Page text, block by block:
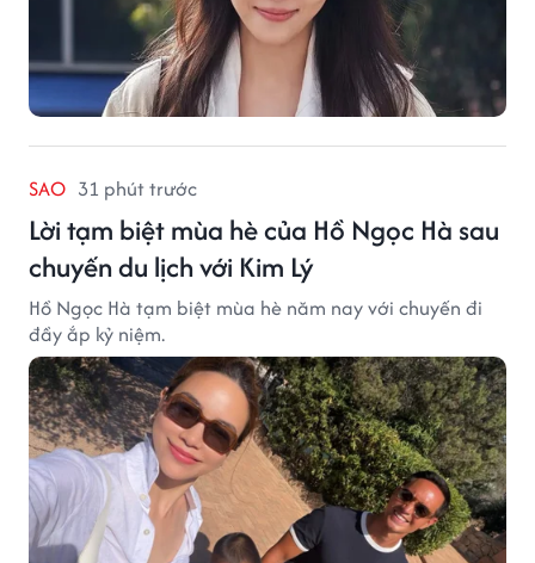
SAO 31 phút trước
Lời tạm biệt mùa hè của Hồ Ngọc Hà sau
chuyến du lịch với Kim Lý
Hồ Ngọc Hà tạm biệt mùa hè năm nay với chuyến đi
đầy ắp kỷ niệm.